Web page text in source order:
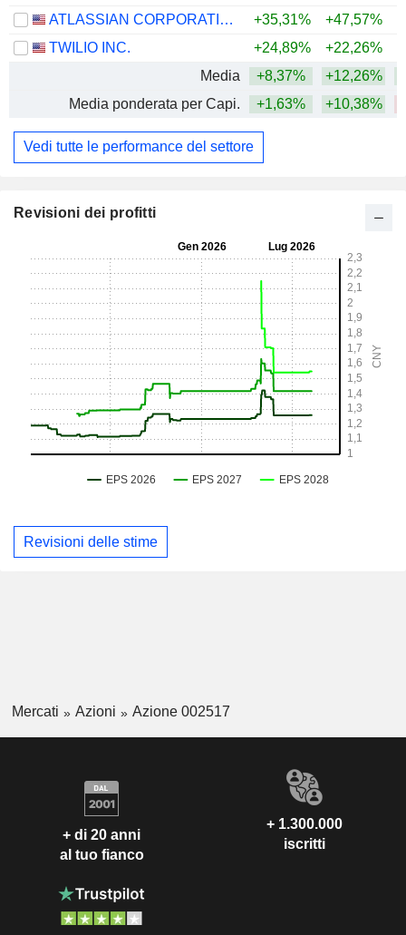
ATLASSIAN CORPORATION
+35,31% +47,57%
TWILIO INC.
+24,89% +22,26%
Media
+8,37% +12,26%
Media ponderata per Capi.
+1,63% +10,38%
Vedi tutte le performance del settore
Revisioni dei profitti
Revisioni delle stime
Mercati Azioni Azione 002517
+ di 20 anni
al tuo fianco
+ 1.300.000
iscritti